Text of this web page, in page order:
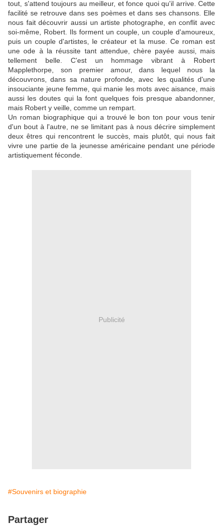
tout, s'attend toujours au meilleur, et fonce quoi qu'il arrive. Cette
facilité se retrouve dans ses poèmes et dans ses chansons. Elle
nous fait découvrir aussi un artiste photographe, en conflit avec
soi-même, Robert. Ils forment un couple, un couple d'amoureux,
puis un couple d'artistes, le créateur et la muse. Ce roman est
une ode à la réussite tant attendue, chère payée aussi, mais
tellement belle. C'est un hommage vibrant à Robert
Mapplethorpe, son premier amour, dans lequel nous la
découvrons, dans sa nature profonde, avec les qualités d'une
insouciante jeune femme, qui manie les mots avec aisance, mais
aussi les doutes qui la font quelques fois presque abandonner,
mais Robert y veille, comme un rempart.
Un roman biographique qui a trouvé le bon ton pour vous tenir
d'un bout à l'autre, ne se limitant pas à nous décrire simplement
deux êtres qui rencontrent le succès, mais plutôt, qui nous fait
vivre une partie de la jeunesse américaine pendant une période
artistiquement féconde.
Publicité
#Souvenirs et biographie
Partager